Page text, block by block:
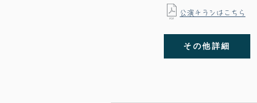
​公演チラシはこちら
その他詳細